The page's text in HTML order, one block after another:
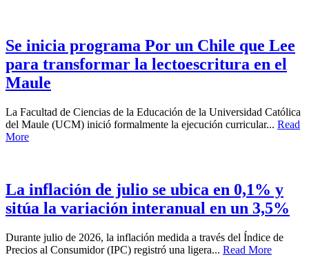
Se inicia programa Por un Chile que Lee
para transformar la lectoescritura en el
Maule
La Facultad de Ciencias de la Educación de la Universidad Católica
del Maule (UCM) inició formalmente la ejecución curricular... Read
More
La inflación de julio se ubica en 0,1% y
sitúa la variación interanual en un 3,5%
Durante julio de 2026, la inflación medida a través del Índice de
Precios al Consumidor (IPC) registró una ligera... Read More